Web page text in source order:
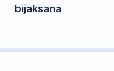
bijaksana